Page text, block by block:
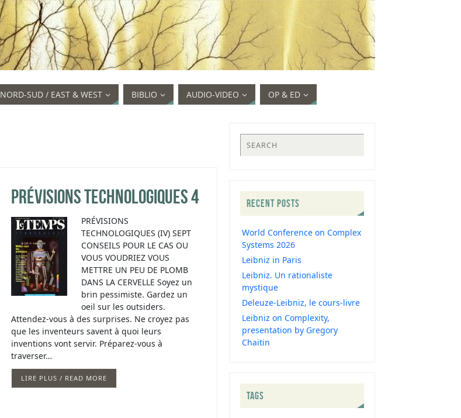
NORD-SUD / EAST & WEST BIBLIO AUDIO-VIDEO OP & ED
Prévisions technologiques 4
PRÉVISIONS
TECHNOLOGIQUES (IV) SEPT
CONSEILS POUR LE CAS OU
VOUS VOUDRIEZ VOUS
METTRE UN PEU DE PLOMB
DANS LA CERVELLE Soyez un
brin pessimiste. Gardez un
oeil sur les outsiders.
Attendez-vous à des surprises. Ne croyez pas
que les inventeurs savent à quoi leurs
inventions vont servir. Préparez-vous à
traverser…
LIRE PLUS / READ MORE
RECENT POSTS
World Conference on Complex
Systems 2026
Leibniz in Paris
Leibniz. Un rationaliste
mystique
Deleuze-Leibniz, le cours-livre
Leibniz on Complexity,
presentation by Gregory
Chaitin
TAGS